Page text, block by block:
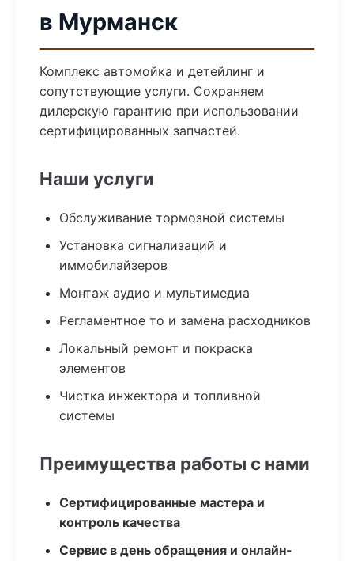
в Мурманск
Комплекс автомойка и детейлинг и
сопутствующие услуги. Сохраняем
дилерскую гарантию при использовании
сертифицированных запчастей.
Наши услуги
Обслуживание тормозной системы
Установка сигнализаций и
иммобилайзеров
Монтаж аудио и мультимедиа
Регламентное то и замена расходников
Локальный ремонт и покраска
элементов
Чистка инжектора и топливной
системы
Преимущества работы с нами
Сертифицированные мастера и
контроль качества
Сервис в день обращения и онлайн-